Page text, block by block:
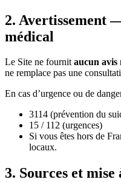
2. Avertissement
médical
Le Site ne fournitaucun avis
ne remplace pas une
En cas d’urgence ou de
3114 (prévention du
15 / 112 (urgences)
Si vous êtes hors de
locaux.
3. Sources et